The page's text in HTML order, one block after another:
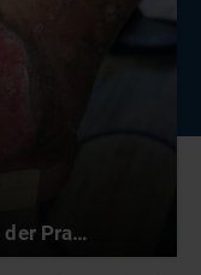
Vaskulitis – Ein Fallbeispiel aus der Praxis